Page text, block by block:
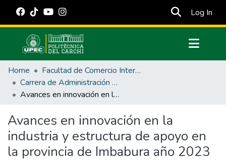
Log In
Communities & Collections
All of DSpace
Statistics
Estadísticas Externas
Manuales
Home
Facultad de Comercio Internacional, Integración, Administración y Economía Empresarial
Carrera de Administración de Empresas y Marketing
Avances en innovación en la industria y estructura de apoyo en la provincia de Imbabura año 2023
Avances en innovación en la
industria y estructura de apoyo en
la provincia de Imbabura año 2023